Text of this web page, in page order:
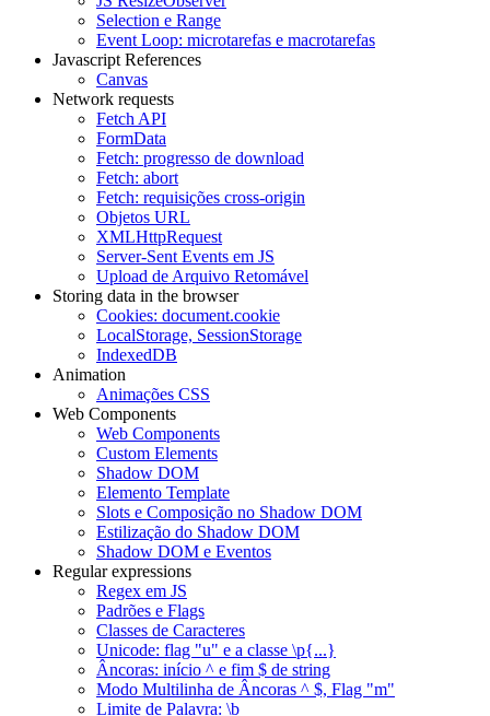
Selection e Range
Event Loop: microtarefas e macrotarefas
Javascript References
Canvas
Network requests
Fetch API
FormData
Fetch: progresso de download
Fetch: abort
Fetch: requisições cross-origin
Objetos URL
XMLHttpRequest
Server-Sent Events em JS
Upload de Arquivo Retomável
Storing data in the browser
Cookies: document.cookie
LocalStorage, SessionStorage
IndexedDB
Animation
Animações CSS
Web Components
Web Components
Custom Elements
Shadow DOM
Elemento Template
Slots e Composição no Shadow DOM
Estilização do Shadow DOM
Shadow DOM e Eventos
Regular expressions
Regex em JS
Padrões e Flags
Classes de Caracteres
Unicode: flag "u" e a classe \p{...}
Âncoras: início ^ e fim $ de string
Modo Multilinha de Âncoras ^ $, Flag "m"
Limite de Palavra: \b